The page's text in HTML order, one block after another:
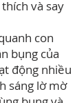
và say
con
bụng của
động nhiều
sáng lờ mờ